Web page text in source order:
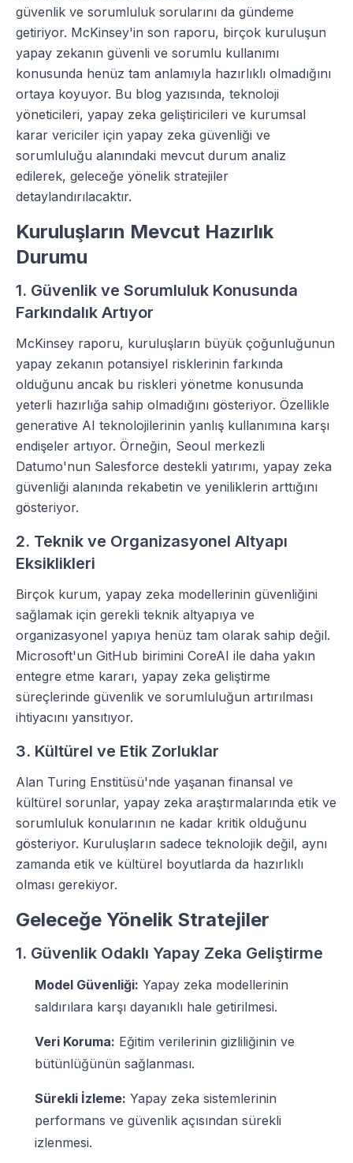
güvenlik ve sorumluluk sorularını da gündeme
getiriyor. McKinsey'in son raporu, birçok kuruluşun
yapay zekanın güvenli ve sorumlu kullanımı
konusunda henüz tam anlamıyla hazırlıklı olmadığını
ortaya koyuyor. Bu blog yazısında, teknoloji
yöneticileri, yapay zeka geliştiricileri ve kurumsal
karar vericiler için yapay zeka güvenliği ve
sorumluluğu alanındaki mevcut durum analiz
edilerek, geleceğe yönelik stratejiler
detaylandırılacaktır.
Kuruluşların Mevcut Hazırlık
Durumu
1. Güvenlik ve Sorumluluk Konusunda
Farkındalık Artıyor
McKinsey raporu, kuruluşların büyük çoğunluğunun
yapay zekanın potansiyel risklerinin farkında
olduğunu ancak bu riskleri yönetme konusunda
yeterli hazırlığa sahip olmadığını gösteriyor. Özellikle
generative AI teknolojilerinin yanlış kullanımına karşı
endişeler artıyor. Örneğin, Seoul merkezli
Datumo'nun Salesforce destekli yatırımı, yapay zeka
güvenliği alanında rekabetin ve yeniliklerin arttığını
gösteriyor.
2. Teknik ve Organizasyonel Altyapı
Eksiklikleri
Birçok kurum, yapay zeka modellerinin güvenliğini
sağlamak için gerekli teknik altyapıya ve
organizasyonel yapıya henüz tam olarak sahip değil.
Microsoft'un GitHub birimini CoreAI ile daha yakın
entegre etme kararı, yapay zeka geliştirme
süreçlerinde güvenlik ve sorumluluğun artırılması
ihtiyacını yansıtıyor.
3. Kültürel ve Etik Zorluklar
Alan Turing Enstitüsü'nde yaşanan finansal ve
kültürel sorunlar, yapay zeka araştırmalarında etik ve
sorumluluk konularının ne kadar kritik olduğunu
gösteriyor. Kuruluşların sadece teknolojik değil, aynı
zamanda etik ve kültürel boyutlarda da hazırlıklı
olması gerekiyor.
Geleceğe Yönelik Stratejiler
1. Güvenlik Odaklı Yapay Zeka Geliştirme
Model Güvenliği: Yapay zeka modellerinin
saldırılara karşı dayanıklı hale getirilmesi.
Veri Koruma: Eğitim verilerinin gizliliğinin ve
bütünlüğünün sağlanması.
Sürekli İzleme: Yapay zeka sistemlerinin
performans ve güvenlik açısından sürekli
izlenmesi.